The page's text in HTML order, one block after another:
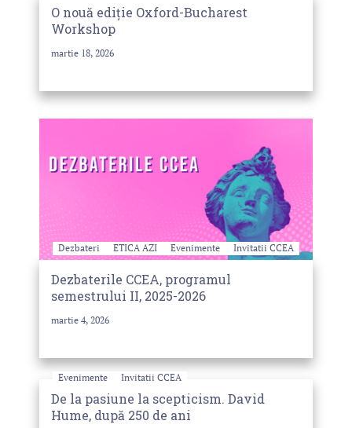
O nouă ediție Oxford-Bucharest
Workshop
martie 18, 2026
Dezbateri ETICA AZI Evenimente Invitatii CCEA
Dezbaterile CCEA, programul
semestrului II, 2025-2026
martie 4, 2026
Evenimente Invitatii CCEA
De la pasiune la scepticism. David
Hume, după 250 de ani